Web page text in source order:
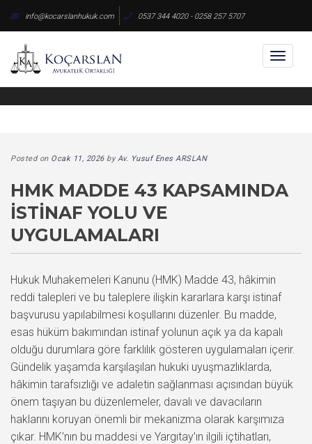
content
info@kocarslanhukuk.com 0537 344 4020 - 0258 257 5707
Posted on Ocak 11, 2026byAv. Yusuf Enes ARSLAN
HMK MADDE 43 KAPSAMINDA
İSTINAF YOLU VE
UYGULAMALARI
Hukuk Muhakemeleri Kanunu (HMK) Madde 43, hâkimin
reddi talepleri ve bu taleplere ilişkin kararlara karşı istinaf
başvurusu yapılabilmesi koşullarını düzenler. Bu madde,
esas hüküm bakımından istinaf yolunun açık ya da kapalı
olduğu durumlara göre farklılık gösteren uygulamaları içerir.
Gündelik yaşamda karşılaşılan hukuki uyuşmazlıklarda,
hâkimin tarafsızlığı ve adaletin sağlanması açısından büyük
önem taşıyan bu düzenlemeler, davalı ve davacıların
haklarını koruyan önemli bir mekanizma olarak karşımıza
çıkar. HMK’nın bu maddesi ve Yargıtay’ın ilgili içtihatları,